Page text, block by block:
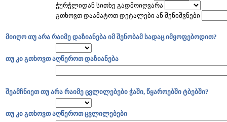
ჭურჭლიდან სითხე გადმოიღვარა
გთხოვთ დაამატოთ დეტალები ან შენიშვნები
მიიღო თუ არა რაიმე დაზიანება იმ შენობამ სადაც იმყოფებოდით?
თუ კი გთხოვთ აღწეროთ დაზიანება
შეამჩნიეთ თუ არა რაიმე ცვლილებები ჭაში, წყაროებში ტბებში?
თუ კი გთხოვთ აღწეროთ ცვლილებები